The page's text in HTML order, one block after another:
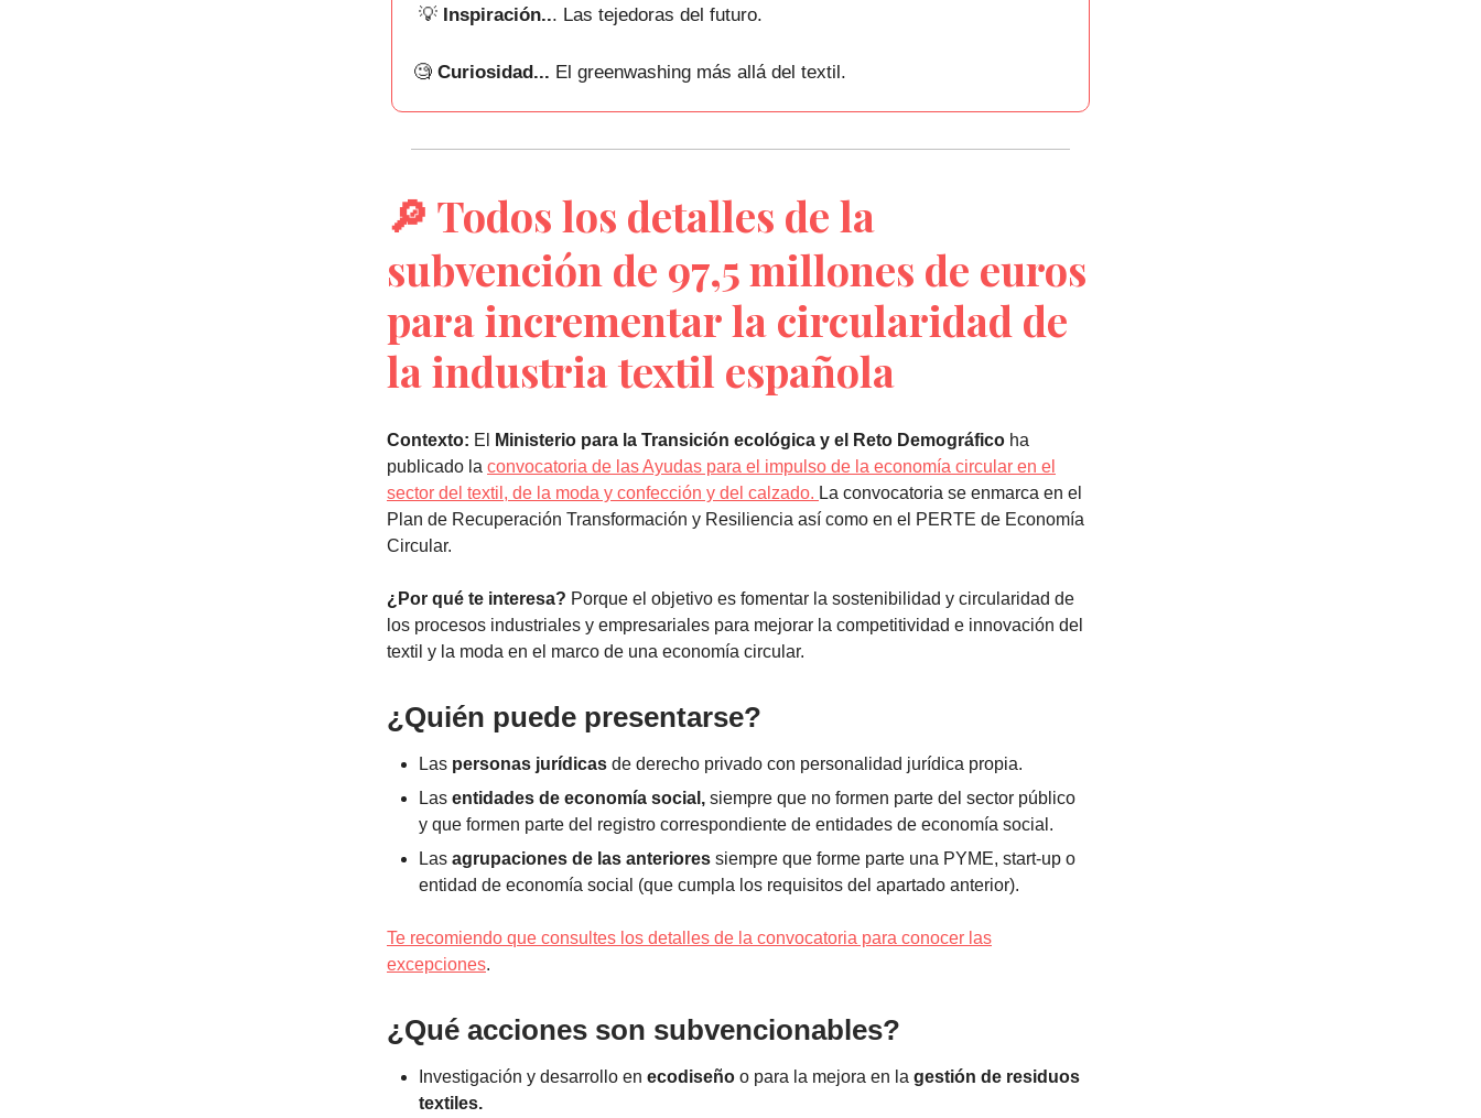
💡 Inspiración... Las tejedoras del futuro.
🧐 Curiosidad... El greenwashing más allá del textil.
🔎 Todos los detalles de la
subvención de 97,5 millones de euros
para incrementar la circularidad de
la industria textil española
Contexto: El Ministerio para la Transición ecológica y el Reto Demográfico ha
publicado la convocatoria de las Ayudas para el impulso de la economía circular en el
sector del textil, de la moda y confección y del calzado. La convocatoria se enmarca en el
Plan de Recuperación Transformación y Resiliencia así como en el PERTE de Economía
Circular.
¿Por qué te interesa? Porque el objetivo es fomentar la sostenibilidad y circularidad de
los procesos industriales y empresariales para mejorar la competitividad e innovación del
textil y la moda en el marco de una economía circular.
¿Quién puede presentarse?
Las personas jurídicas de derecho privado con personalidad jurídica propia.
Las entidades de economía social, siempre que no formen parte del sector público
y que formen parte del registro correspondiente de entidades de economía social.
Las agrupaciones de las anteriores siempre que forme parte una PYME, start-up o
entidad de economía social (que cumpla los requisitos del apartado anterior).
Te recomiendo que consultes los detalles de la convocatoria para conocer las
excepciones.
¿Qué acciones son subvencionables?
Investigación y desarrollo en ecodiseño o para la mejora en la gestión de residuos
textiles.